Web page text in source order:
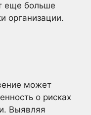
еще больше
организации.
может
о рисках
Выявляя